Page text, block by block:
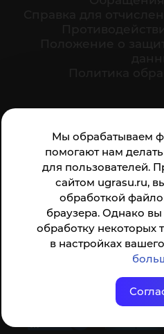
Мы обрабатываем
помогают нам
для пользователей.
сайтом ugrasu.ru,
обработкой
браузера. Однако
обработку некоторых
в настройках
Анкета доступна по QR-
© ФГБОУ ВО